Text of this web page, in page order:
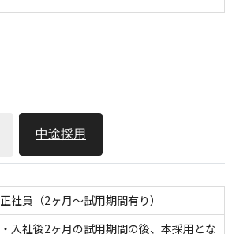
中途採用
正社員（2ヶ月～試用期間有り）
・入社後2ヶ月の試用期間の後、本採用とな